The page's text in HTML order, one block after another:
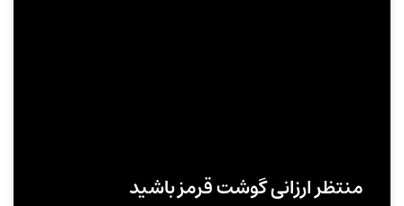
منتظر ارزانی گوشت قرمز باشید